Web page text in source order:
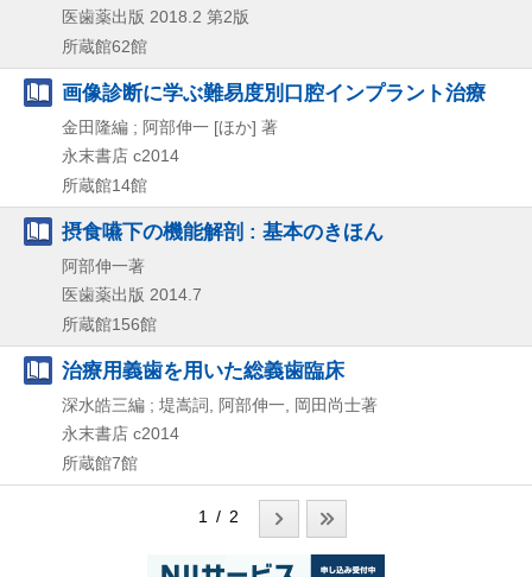
医歯薬出版 2018.2 第2版
所蔵館62館
画像診断に学ぶ難易度別口腔インプラント治療
金田隆編 ; 阿部伸一 [ほか] 著
永末書店 c2014
所蔵館14館
摂食嚥下の機能解剖 : 基本のきほん
阿部伸一著
医歯薬出版 2014.7
所蔵館156館
治療用義歯を用いた総義歯臨床
深水皓三編 ; 堤嵩詞, 阿部伸一, 岡田尚士著
永末書店 c2014
所蔵館7館
1 / 2